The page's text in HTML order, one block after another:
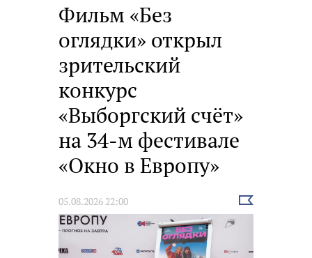
Фильм «Без
оглядки» открыл
зрительский
конкурс
«Выборгский счёт»
на 34-м фестивале
«Окно в Европу»
05.08.2026 22:00
Выбрать
новость